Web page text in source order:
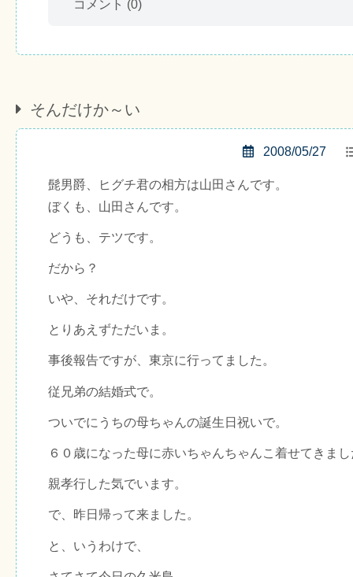
コメント (0)
そんだけか～い
2008/05/27
髭男爵、ヒグチ君の相方は山田さんです。
ぼくも、山田さんです。
どうも、テツです。
だから？
いや、それだけです。
とりあえずただいま。
事後報告ですが、東京に行ってました。
従兄弟の結婚式で。
ついでにうちの母ちゃんの誕生日祝いで。
６０歳になった母に赤いちゃんちゃんこ着せてきま
親孝行した気でいます。
で、昨日帰って来ました。
と、いうわけで、